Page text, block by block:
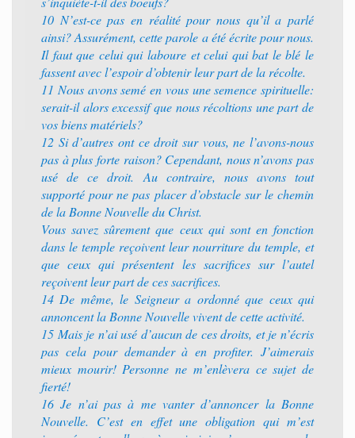
10 N’est-ce pas en réalité pour nous qu’il a parlé
ainsi? Assurément, cette parole a été écrite pour nous.
Il faut que celui qui laboure et celui qui bat le blé le
fassent avec l’espoir d’obtenir leur part de la récolte.
11 Nous avons semé en vous une semence spirituelle:
serait-il alors excessif que nous récoltions une part de
vos biens matériels?
12 Si d’autres ont ce droit sur vous, ne l’avons-nous
pas à plus forte raison? Cependant, nous n’avons pas
usé de ce droit. Au contraire, nous avons tout
supporté pour ne pas placer d’obstacle sur le chemin
de la Bonne Nouvelle du Christ.
Vous savez sûrement que ceux qui sont en fonction
dans le temple reçoivent leur nourriture du temple, et
que ceux qui présentent les sacrifices sur l’autel
reçoivent leur part de ces sacrifices.
14 De même, le Seigneur a ordonné que ceux qui
annoncent la Bonne Nouvelle vivent de cette activité.
15 Mais je n’ai usé d’aucun de ces droits, et je n’écris
pas cela pour demander à en profiter. J’aimerais
mieux mourir! Personne ne m’enlèvera ce sujet de
fierté!
16 Je n’ai pas à me vanter d’annoncer la Bonne
Nouvelle. C’est en effet une obligation qui m’est